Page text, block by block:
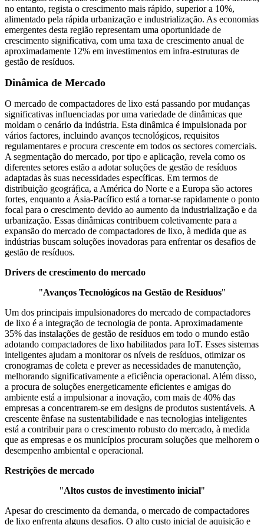
no entanto, regista o crescimento mais rápido, superior a 10%,
alimentado pela rápida urbanização e industrialização. As economias
emergentes desta região representam uma oportunidade de
crescimento significativa, com uma taxa de crescimento anual de
aproximadamente 12% em investimentos em infra-estruturas de
gestão de resíduos.
Dinâmica de Mercado
O mercado de compactadores de lixo está passando por mudanças
significativas influenciadas por uma variedade de dinâmicas que
moldam o cenário da indústria. Esta dinâmica é impulsionada por
vários factores, incluindo avanços tecnológicos, requisitos
regulamentares e procura crescente em todos os sectores comerciais.
A segmentação do mercado, por tipo e aplicação, revela como os
diferentes setores estão a adotar soluções de gestão de resíduos
adaptadas às suas necessidades específicas. Em termos de
distribuição geográfica, a América do Norte e a Europa são actores
fortes, enquanto a Ásia-Pacífico está a tornar-se rapidamente o ponto
focal para o crescimento devido ao aumento da industrialização e da
urbanização. Essas dinâmicas contribuem coletivamente para a
expansão do mercado de compactadores de lixo, à medida que as
indústrias buscam soluções inovadoras para enfrentar os desafios de
gestão de resíduos.
Drivers de crescimento do mercado
"Avanços Tecnológicos na Gestão de Resíduos"
Um dos principais impulsionadores do mercado de compactadores
de lixo é a integração de tecnologia de ponta. Aproximadamente
35% das instalações de gestão de resíduos em todo o mundo estão
adotando compactadores de lixo habilitados para IoT. Esses sistemas
inteligentes ajudam a monitorar os níveis de resíduos, otimizar os
cronogramas de coleta e prever as necessidades de manutenção,
melhorando significativamente a eficiência operacional. Além disso,
a procura de soluções energeticamente eficientes e amigas do
ambiente está a impulsionar a inovação, com mais de 40% das
empresas a concentrarem-se em designs de produtos sustentáveis. A
crescente ênfase na sustentabilidade e nas tecnologias inteligentes
está a contribuir para o crescimento robusto do mercado, à medida
que as empresas e os municípios procuram soluções que melhorem o
desempenho ambiental e operacional.
Restrições de mercado
"Altos custos de investimento inicial"
Apesar do crescimento da demanda, o mercado de compactadores
de lixo enfrenta alguns desafios. O alto custo inicial de aquisição e